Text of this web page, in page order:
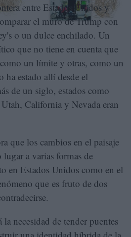
entre Estados Unidos y
el muro de Trump con
o un dulce enchilado. Un
que no tiene en cuenta que
un límite y otras, como un
ha estado allí desde el
de un siglo, estados como
California y Nevada eran
que los cambios en el paisaje
a varias formas de
en Estados Unidos como en el
que es fruto de dos
necesidad de tender puentes